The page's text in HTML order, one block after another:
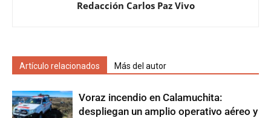
Redacción Carlos Paz Vivo
Artículo relacionados Más del autor
Voraz incendio en Calamuchita:
despliegan un amplio operativo aéreo y